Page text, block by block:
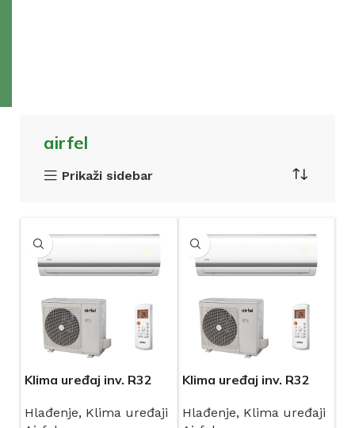
airfel
Prikaži sidebar
Klima uređaj inv. R32
3,60/2,70 AIRFEL A++
Hlađenje, Klima uređaji
Klima uređaj inv. R32
5,20/4,10 AIRFEL A++
Hlađenje, Klima uređaji